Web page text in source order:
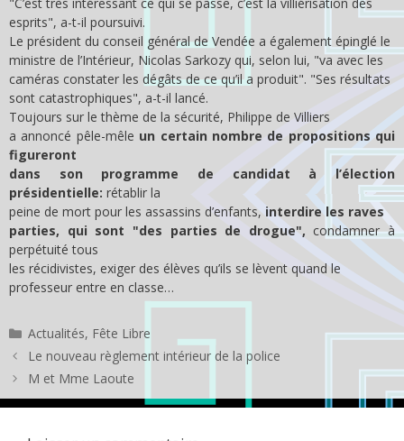
esprits", a-t-il poursuivi.
Le président du conseil général de Vendée a également épinglé le
ministre de l’Intérieur, Nicolas Sarkozy qui, selon lui, "va avec les
caméras constater les dégâts de ce qu’il a produit". "Ses résultats
sont catastrophiques", a-t-il lancé.
Toujours sur le thème de la sécurité, Philippe de Villiers
a annoncé pêle-mêle un certain nombre de propositions qui
figureront
dans son programme de candidat à l’élection
présidentielle: rétablir la
peine de mort pour les assassins d’enfants, interdire les raves
parties, qui sont "des parties de drogue", condamner à
perpétuité tous
les récidivistes, exiger des élèves qu’ils se lèvent quand le
professeur entre en classe…
Catégories
Actualités, Fête Libre
Le nouveau règlement intérieur de la police
M et Mme Laoute